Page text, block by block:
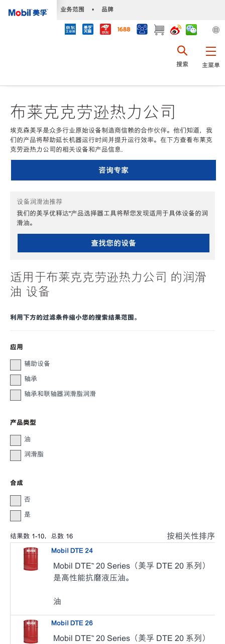
业务范围 • 品牌
主菜单
搜索
布莱克克劳逊热力公司
埃克森美孚是众多行业原始设备制造商信赖的合作伙伴。他们知道，我
们的产品将帮助延长机器运行时间并提升运行效率。在下方查看布莱克
克劳逊热力公司的相关设备和产品信息.
咨询专家
设备润滑油推荐
我们的美孚优释达℠产品选择器工具将帮您发现适用于具体设备的润
滑油。
查找您的设备
适用于布莱克克劳逊热力公司 的润滑
油 设备
利用下方的过滤条件缩小您的搜索结果范围。
应用
辅助设备
轴承
轴承和联轴器润滑脂润滑
产品类型
油
润滑脂
合成
否
是
结果数 1-10，总数 16 按相关性排序
Mobil DTE 24
Mobil DTE™ 20 Series（美孚 DTE 20 系列）
是高性能抗磨液压油。
油
Mobil DTE 26
Mobil DTE™ 20 Series（美孚 DTE 20 系列）